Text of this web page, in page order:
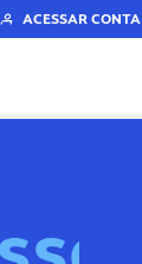
ACESSAR CONTA